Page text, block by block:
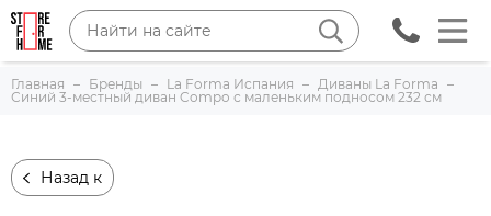
Главная Бренды La Forma Испания
Диваны La Forma
Синий 3-местный диван Compo с маленьким подносом 232 см
Назад к